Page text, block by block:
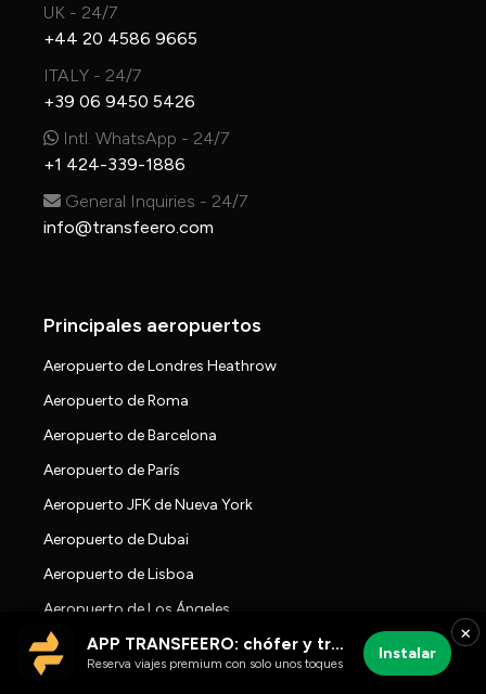
UK - 24/7
+44 20 4586 9665
ITALY - 24/7
+39 06 9450 5426
Intl. WhatsApp - 24/7
+1 424-339-1886
General Inquiries - 24/7
info@transfeero.com
Principales aeropuertos
Aeropuerto de Londres Heathrow
Aeropuerto de Roma
Aeropuerto de Barcelona
Aeropuerto de París
Aeropuerto JFK de Nueva York
Aeropuerto de Dubai
Aeropuerto de Lisboa
Aeropuerto de Los Ángeles
Aeropuerto de Milán Malpensa
Aeropuerto de Amsterdam
×
APP TRANSFEERO: chófer y traslados al aeropuerto
Reserva viajes premium con solo unos toques
Instalar